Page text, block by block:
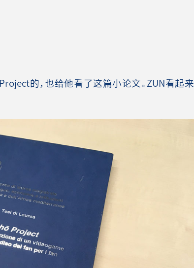
的，也给他看了这篇小论文。ZUN看起来